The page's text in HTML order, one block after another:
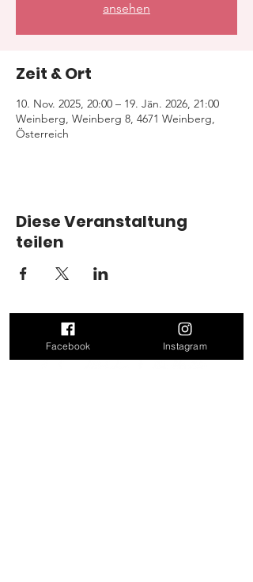
ansehen
Zeit & Ort
10. Nov. 2025, 20:00 – 19. Jän. 2026, 21:00
Weinberg, Weinberg 8, 4671 Weinberg,
Österreich
Diese Veranstaltung
teilen
Facebook Instagram